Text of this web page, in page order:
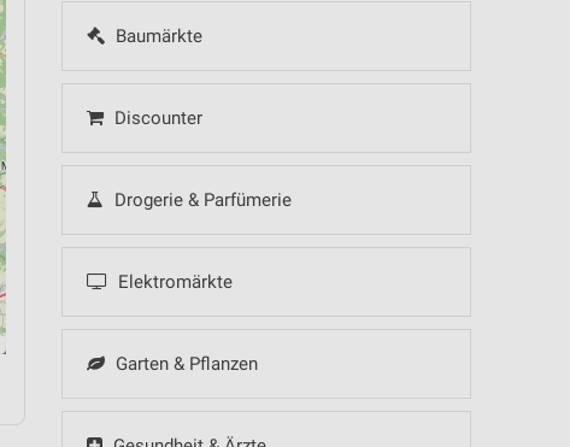
Baumärkte
Discounter
Drogerie & Parfümerie
Elektromärkte
Garten & Pflanzen